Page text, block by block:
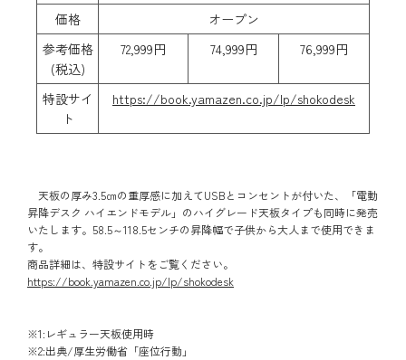
価格
オープン
参考価格
(税込)
72,999円 74,999円 76,999円
特設サイ
ト
https://book.yamazen.co.jp/lp/shokodesk
天板の厚み3.5㎝の重厚感に加えてUSBとコンセントが付いた、「電動
昇降デスク ハイエンドモデル」のハイグレード天板タイプも同時に発売
いたします。58.5～118.5センチの昇降幅で子供から大人まで使用できま
す。
商品詳細は、特設サイトをご覧ください。
https://book.yamazen.co.jp/lp/shokodesk
※1:レギュラー天板使用時
※2:出典/厚生労働省「座位行動」